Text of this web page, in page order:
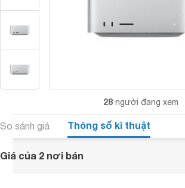
28 người đang xem
So sánh giá Thông số kĩ thuật
Giá của 2 nơi bán